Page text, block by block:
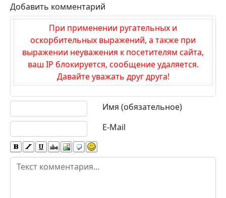
Добавить комментарий
При применении ругательных и
оскорбительных выражений, а также при
выражении неуважения к посетителям сайта,
ваш IP блокируется, сообщение удаляется.
Давайте уважать друг друга!
Имя (обязательное)
E-Mail
Текст комментария